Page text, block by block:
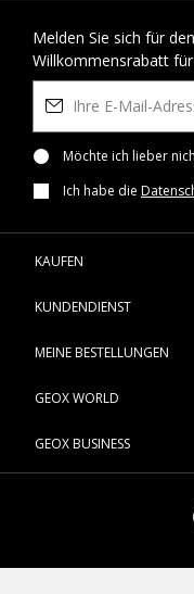
Melden Sie sich für
Willkommensrabatt für
Möchte ich lieber
Ich habe die
KAUFEN
KUNDENDIENST
MEINE BESTELLUNGEN
GEOX WORLD
GEOX BUSINESS